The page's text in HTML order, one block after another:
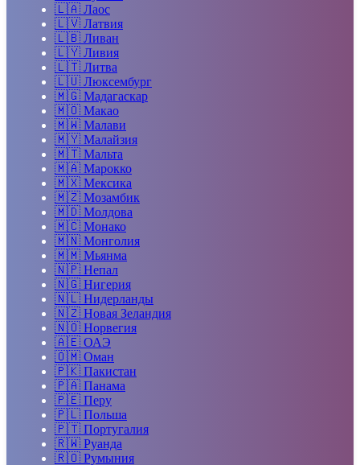
🇱🇦 Лаос
🇱🇻 Латвия
🇱🇧 Ливан
🇱🇾 Ливия
🇱🇹 Литва
🇱🇺 Люксембург
🇲🇬 Мадагаскар
🇲🇴 Макао
🇲🇼 Малави
🇲🇾 Малайзия
🇲🇹 Мальта
🇲🇦 Марокко
🇲🇽 Мексика
🇲🇿 Мозамбик
🇲🇩 Молдова
🇲🇨 Монако
🇲🇳 Монголия
🇲🇲 Мьянма
🇳🇵 Непал
🇳🇬 Нигерия
🇳🇱 Нидерланды
🇳🇿 Новая Зеландия
🇳🇴 Норвегия
🇦🇪 ОАЭ
🇴🇲 Оман
🇵🇰 Пакистан
🇵🇦 Панама
🇵🇪 Перу
🇵🇱 Польша
🇵🇹 Португалия
🇷🇼 Руанда
🇷🇴 Румыния